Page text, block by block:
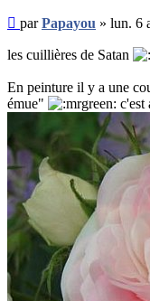
Message
non
lu
parPapayou » lun. 6
les cuillières de Satan
En peinture il y a une
émue"
c'est